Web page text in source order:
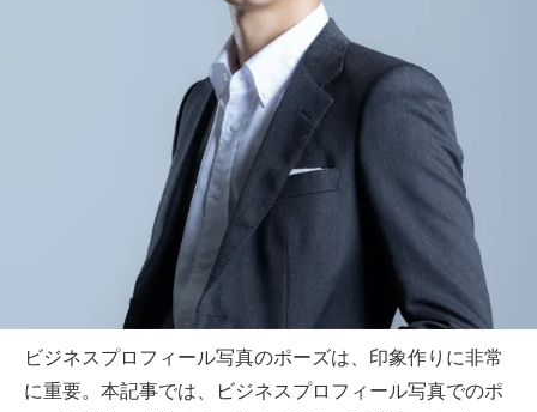
ビジネスプロフィール写真のポーズは、印象作りに非常
に重要。本記事では、ビジネスプロフィール写真でのポ